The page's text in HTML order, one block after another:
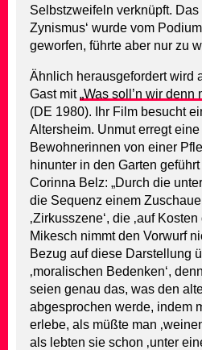
Selbstzweifeln verknüpft. Das
Zynismus‘ wurde vom
geworfen, führte aber nur zu
Ähnlich herausgefordert wird
Gast mit„Was soll’n wir denn
(DE 1980). Ihr Film besucht
Altersheim. Unmut erregt
Bewohnerinnen von einer
hinunter in den Garten
Corinna Belz: „Durch die
die Sequenz einem
‚Zirkusszene‘, die ‚auf
Mikesch nimmt den Vorwurf
Bezug auf diese Darstellung
‚moralischen Bedenken‘,
seien genau das, was den
abgesprochen werde, indem
erlebe, als müßte man
als lebten sie schon ‚unter